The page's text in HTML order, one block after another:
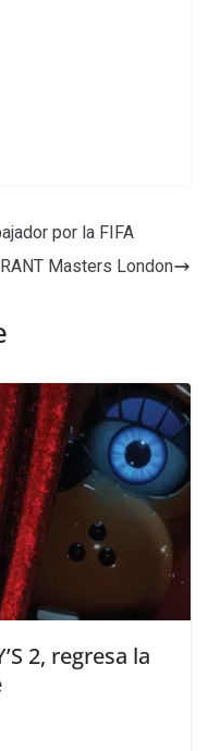
por la FIFA
Masters London
2, regresa la